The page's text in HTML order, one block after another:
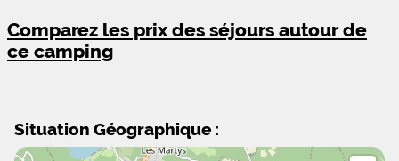
Comparez les prix des séjours autour de
ce camping
Situation Géographique :